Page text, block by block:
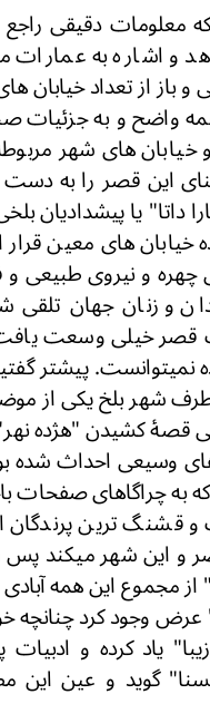
معلومات دقیقی
و اشاره به عمارات
از تعداد خیابان
واضح و به جزئیات
های شهر مربوطۀ
این قصر را به
داتا" یا
های معین
چهره و نیروی
و زنان جهان تلقی
قصر خیلی وسعت
پیشتر
شهر بلخ یکی از
قصۀ کشیدن "هژده
وسیعی احداث
صفحات
و قشنگ ترین
و این شهر میکند
از مجموع این همه
وجود کرد چنانچه
یاد کرده و
گوید و عین این